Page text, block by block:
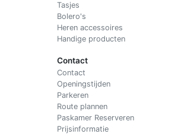
Tasjes
Bolero's
Heren accessoires
Handige producten
Contact
Contact
Openingstijden
Parkeren
Route plannen
Paskamer Reserveren
Prijsinformatie